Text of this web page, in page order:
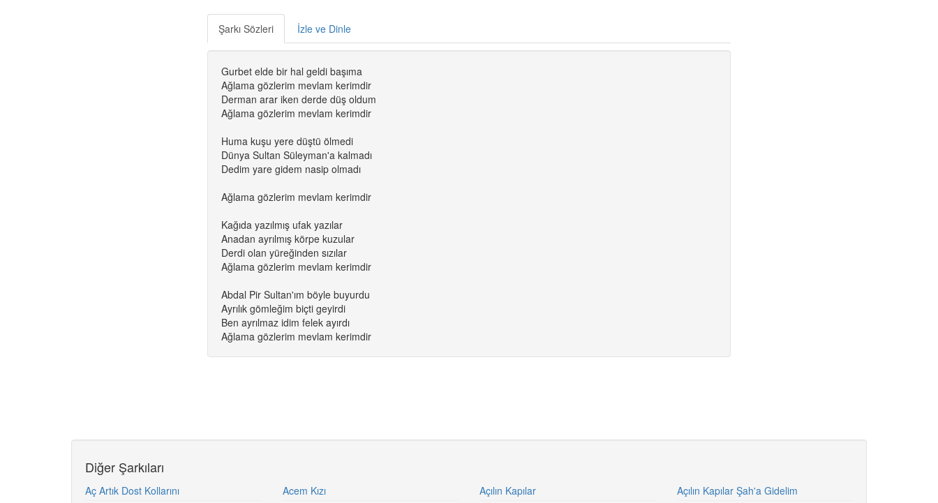
Şarkı Sözleri İzle ve Dinle
Gurbet elde bir hal geldi başıma
Ağlama gözlerim mevlam kerimdir
Derman arar iken derde düş oldum
Ağlama gözlerim mevlam kerimdir
Huma kuşu yere düştü ölmedi
Dünya Sultan Süleyman'a kalmadı
Dedim yare gidem nasip olmadı
Ağlama gözlerim mevlam kerimdir
Kağıda yazılmış ufak yazılar
Anadan ayrılmış körpe kuzular
Derdi olan yüreğinden sızılar
Ağlama gözlerim mevlam kerimdir
Abdal Pir Sultan'ım böyle buyurdu
Ayrılık gömleğim biçti geyirdi
Ben ayrılmaz idim felek ayırdı
Ağlama gözlerim mevlam kerimdir
Diğer Şarkıları
Aç Artık Dost Kollarını Acem Kızı Açılın Kapılar
Açılın Kapılar Şah'a Gidelim